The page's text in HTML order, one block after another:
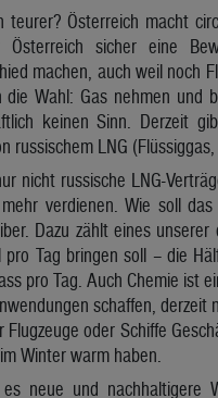
teurer? Österreich macht
sicher eine
machen, auch weil noch
die Wahl: Gas nehmen und
keinen Sinn. Derzeit
russischem LNG
nicht russische LNG-
verdienen. Wie soll
Dazu zählt eines
pro Tag bringen soll – die
pro Tag. Auch Chemie ist
schaffen,
Flugzeuge oder Schiffe
Winter warm haben.
neue und nachhaltigere